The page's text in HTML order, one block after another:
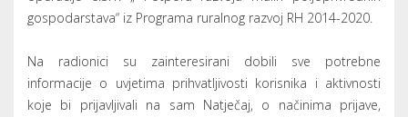
Održan prvi ciklus seminara – Izrada
prijedloga projekata